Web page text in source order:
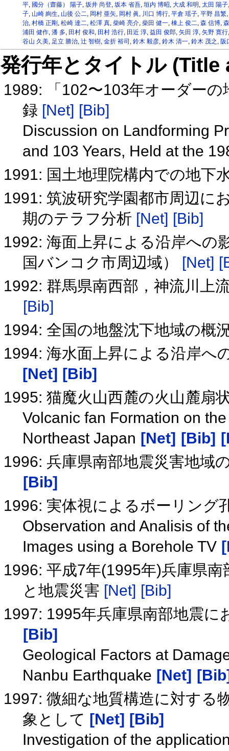
平, 國分（齋藤） 陽子, 坂井 尚登, 坂本 省吾, 垣内 博昭, 大成 和明 , 太田 陽子
子, 山崎 絢生, 山後 公二, 岡村 亜矢, 岡村 眞, 川口 博行, 平倉 瑶子, 平野 昌繁,
治, 村橋 正剛 , 松崎 達二, 松澤 真, 柴崎 亮介, 柴田 健一, 棟上 俊二, 森 信博,
浦田 健作, 潘 多, 田村 俊和, 田村 浩行, 田近 淳, 益田 俊郎, 矢田 淳, 矢野 寛行
谷山 久美, 足立 勝治, 辻 智樹, 金折 裕司 , 鈴木 毅彦, 鈴木 清一, 鈴木 茂之 , 阪
発行年とタイトル
1989: 「102〜103年オーダー
録 [Net] [Bib]
Discussion on Landforming
and 103 Years, Held at the
1991: 国土地理院構内での地下
1991: 筑波研究学園都市周辺に
期のテラフ分析 [Net] [Bib]
1992: 海面上昇による沿岸への
国バンコク市周辺域） [Net]
1992: 群馬県南西部，神流川上
[Bib]
1994: 全国の地盤沈下地域の概
1994: 海水面上昇による沿岸へ
[Net] [Bib]
1995: 猫魔火山西麓の火山麓扇
Volcanic fan Formation on
Northeast Japan [Net] [Bib]
1996: 兵庫県南部地震災害地域
[Bib]
1996: 実体視によるボーリング
Observation and Analisis of
Images using a Borehole TV
1996: 平成7年(1995年)兵庫県
と地震災害 [Net] [Bib]
1997: 1995年兵庫県南部地震
[Bib]
Geological Factors at
Nanbu Earthquake [Net]
1997: 微細な地質構造に対する
象として [Net] [Bib]
Investigation of the